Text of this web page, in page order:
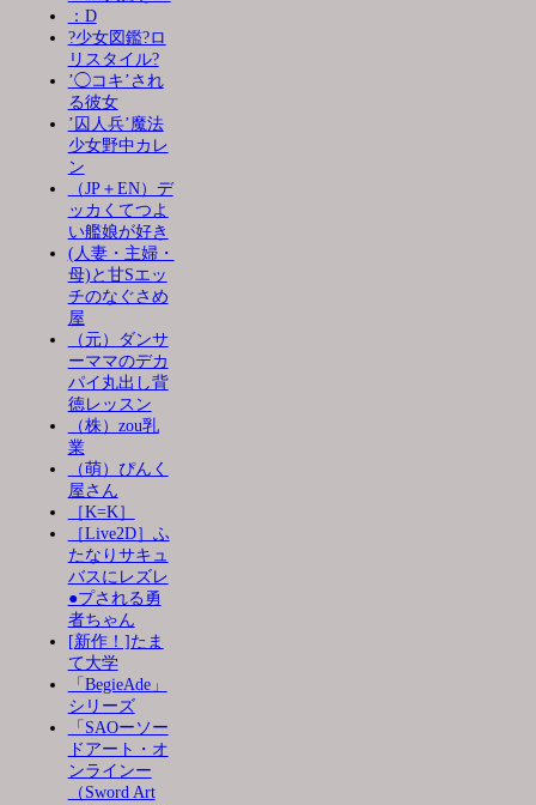
：D
?少女図鑑?ロ
リスタイル?
’◯コキ’され
る彼女
’囚人兵’魔法
少女野中カレ
ン
（JP＋EN）デ
ッカくてつよ
い艦娘が好き
(人妻・主婦・
母)と甘Sエッ
チのなぐさめ
屋
（元）ダンサ
ーママのデカ
パイ丸出し背
徳レッスン
（株）zou乳
業
（萌）ぴんく
屋さん
［K=K］
［Live2D］ふ
たなりサキュ
バスにレズレ
●プされる勇
者ちゃん
[新作！]たま
て大学
「BegieAde」
シリーズ
「SAOーソー
ドアート・オ
ンラインー
（Sword Art